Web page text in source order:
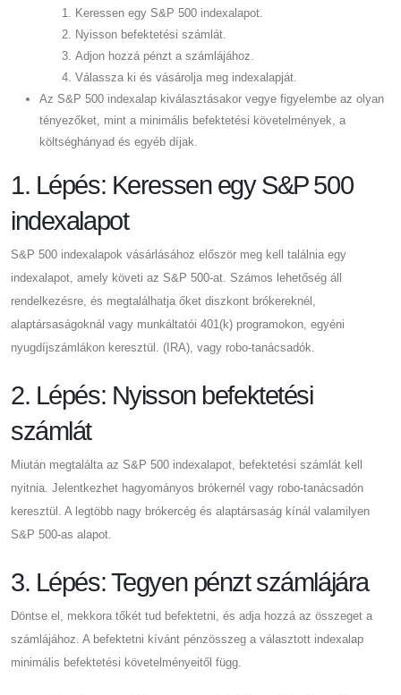
Keressen egy S&P 500 indexalapot.
Nyisson befektetési számlát.
Adjon hozzá pénzt a számlájához.
Válassza ki és vásárolja meg indexalapját.
Az S&P 500 indexalap kiválasztásakor vegye figyelembe az olyan
tényezőket, mint a minimális befektetési követelmények, a
költséghányad és egyéb díjak.
1. Lépés: Keressen egy S&P 500
indexalapot
S&P 500 indexalapok vásárlásához először meg kell találnia egy
indexalapot, amely követi az S&P 500-at. Számos lehetőség áll
rendelkezésre, és megtalálhatja őket diszkont brókereknél,
alaptársaságoknál vagy munkáltatói 401(k) programokon, egyéni
nyugdíjszámlákon keresztül. (IRA), vagy robo-tanácsadók.
2. Lépés: Nyisson befektetési
számlát
Miután megtalálta az S&P 500 indexalapot, befektetési számlát kell
nyitnia. Jelentkezhet hagyományos brókernél vagy robo-tanácsadón
keresztül. A legtöbb nagy brókercég és alaptársaság kínál valamilyen
S&P 500-as alapot.
3. Lépés: Tegyen pénzt számlájára
Döntse el, mekkora tőkét tud befektetni, és adja hozzá az összeget a
számlájához. A befektetni kívánt pénzösszeg a választott indexalap
minimális befektetési követelményeitől függ.